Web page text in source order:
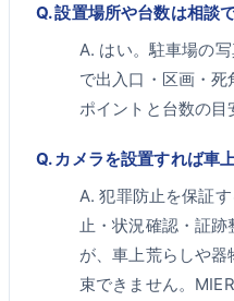
Q.設置場所や台数は相談
A. はい。駐車場の
で出入口・区画・
ポイントと台数の目
Q. カメラを設置すれば車
A.犯罪防止を保証
止・状況確認・証
が、車上荒らしや
束できません。